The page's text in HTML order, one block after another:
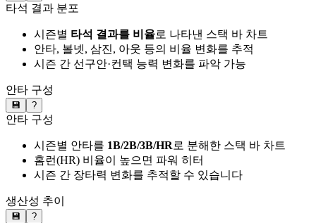
타석 결과 분포
시즌별 타석 결과를 비율로 나타낸 스택 바 차트
안타, 볼넷, 삼진, 아웃 등의 비율 변화를 추적
시즌 간 선구안·컨택 능력 변화를 파악 가능
안타 구성
💾 ?
안타 구성
시즌별 안타를 1B/2B/3B/HR로 분해한 스택 바 차트
홈런(HR) 비율이 높으면 파워 히터
시즌 간 장타력 변화를 추적할 수 있습니다
생산성 추이
💾 ?